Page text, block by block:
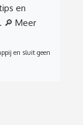
en
🔎 Meer
en sluit geen